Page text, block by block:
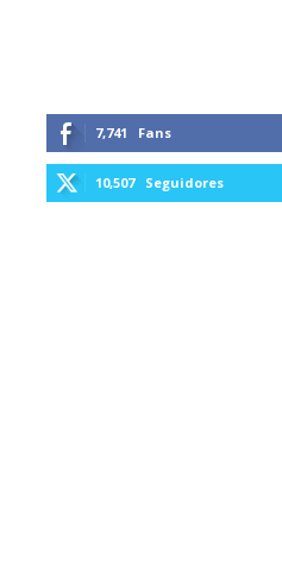
7,741 Fans
10,507 Seguidores